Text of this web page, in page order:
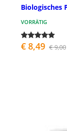
Biologisches
VORRÄTIG
€ 8,49 € 9,00